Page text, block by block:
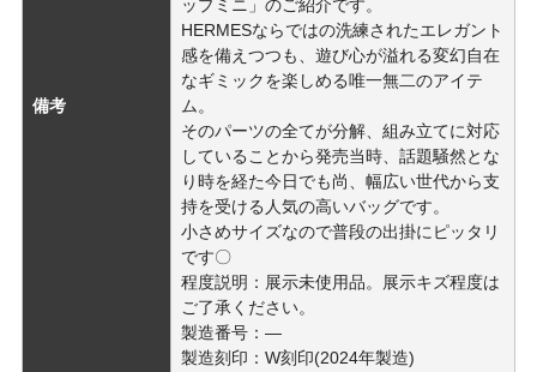
備考
ップミニ」のご紹介です。
HERMESならではの洗練されたエレガント
感を備えつつも、遊び心が溢れる変幻自在
なギミックを楽しめる唯一無二のアイテ
ム。
そのパーツの全てが分解、組み立てに対応
していることから発売当時、話題騒然とな
り時を経た今日でも尚、幅広い世代から支
持を受ける人気の高いバッグです。
小さめサイズなので普段の出掛にピッタリ
です〇
程度説明：展示未使用品。展示キズ程度は
ご了承ください。
製造番号：―
製造刻印：W刻印(2024年製造)